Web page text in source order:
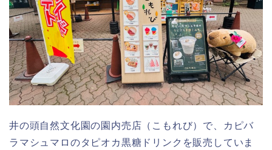
井の頭自然文化園の園内売店（こもれび）で、カピバ
ラマシュマロのタピオカ黒糖ドリンクを販売していま